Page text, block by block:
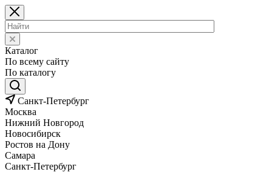
Каталог
По всему сайту
По каталогу
Санкт-Петербург
Москва
Нижний Новгород
Новосибирск
Ростов на Дону
Самара
Санкт-Петербург